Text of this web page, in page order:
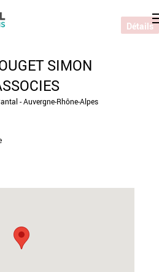
SIMON
- Auvergne-Rhône-Alpes
Détails